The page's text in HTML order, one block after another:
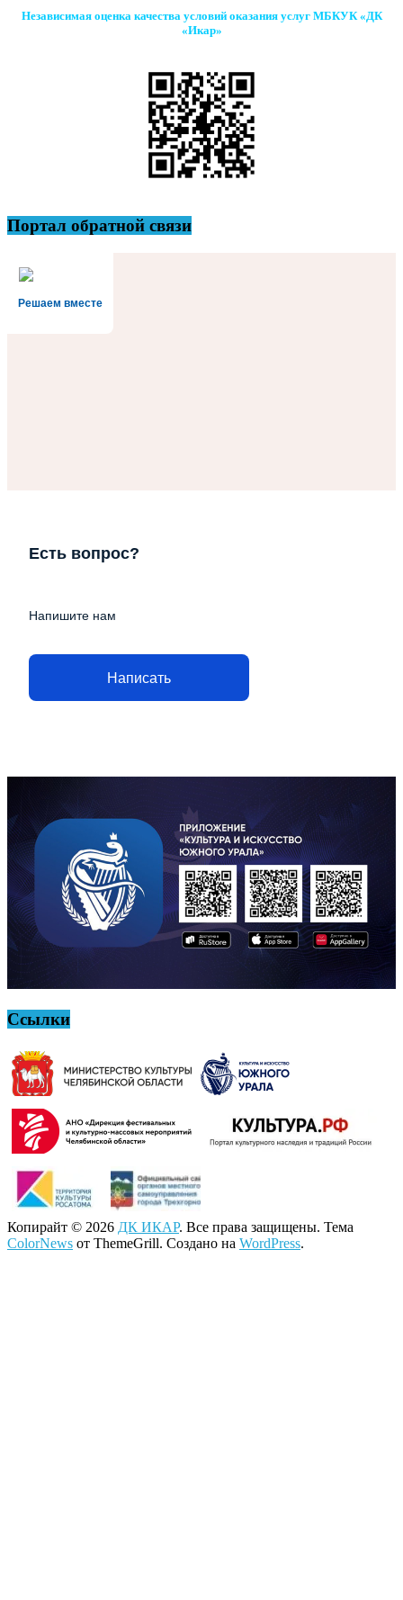
Независимая оценка качества условий оказания услуг МБКУК «ДК
«Икар»
Портал обратной связи
Решаем вместе
Есть вопрос?
Напишите нам
Написать
Ссылки
Копирайт © 2026 ДК ИКАР. Все права защищены. Тема
ColorNews от ThemeGrill. Создано на WordPress.